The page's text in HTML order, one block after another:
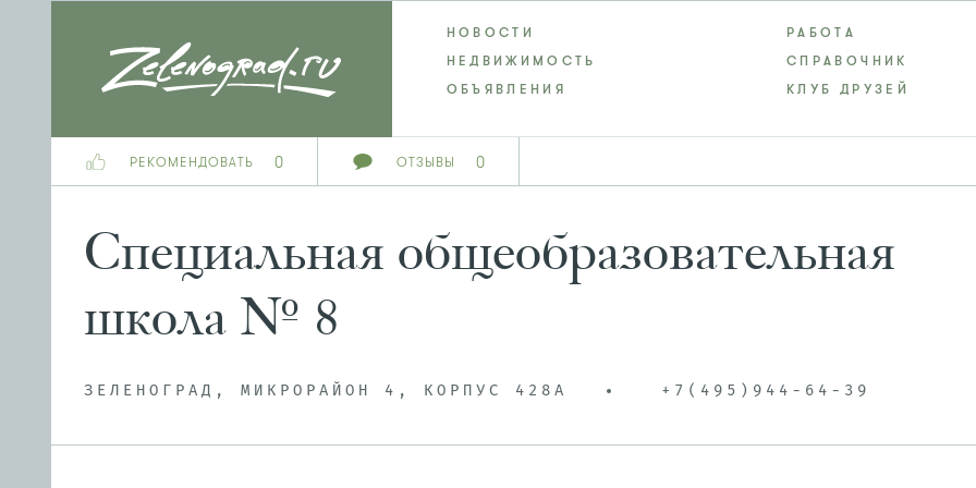
РЕКОМЕНДОВАТЬ 0 ОТЗЫВЫ 0
НОВОСТИ
РАБОТА
НЕДВИЖИМОСТЬ
СПРАВОЧНИК
ОБЪЯВЛЕНИЯ
КЛУБ ДРУЗЕЙ
Специальная общеобразовательная
школа № 8
ЗЕЛЕНОГРАД, МИКРОРАЙОН 4, КОРПУС 428А +7(495)944-64-39